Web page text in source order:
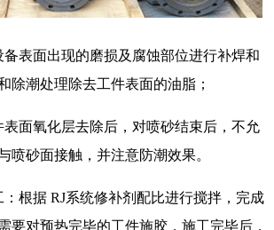
备表面出现的磨损及腐蚀部位进行补焊和
除潮处理除去工件表面的油脂；
表面氧化层去除后，对喷砂结束后，不允
喷砂面接触，并注意防潮效果。
根据 RJ系统修补剂配比进行搅拌，完成
要对预热完毕的工件施胶，施工完毕后，